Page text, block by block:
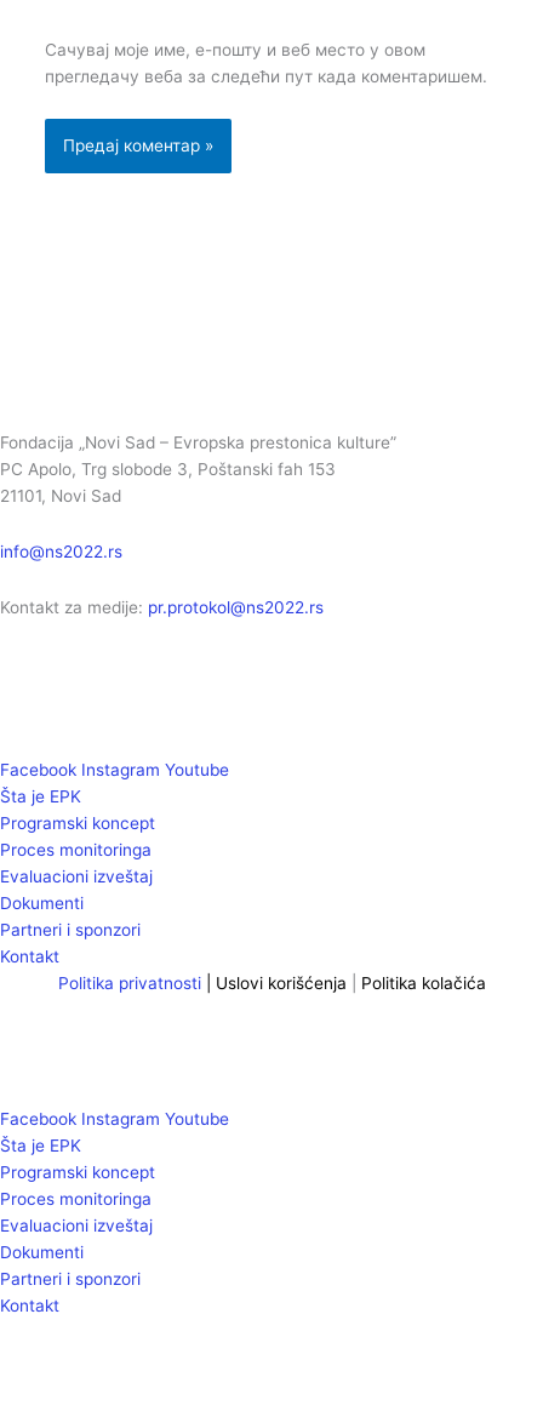
Сачувај моје име, е-пошту и веб место у овом
прегледачу веба за следећи пут када коментаришем.
Fondacija „Novi Sad – Evropska prestonica kulture”
PC Apolo, Trg slobode 3, Poštanski fah 153
21101, Novi Sad
info@ns2022.rs
Kontakt za medije: pr.protokol@ns2022.rs
Facebook Instagram Youtube
Šta je EPK
Programski koncept
Proces monitoringa
Evaluacioni izveštaj
Dokumenti
Partneri i sponzori
Kontakt
Politika privatnosti| Uslovi korišćenja Politika kolačića
Facebook Instagram Youtube
Šta je EPK
Programski koncept
Proces monitoringa
Evaluacioni izveštaj
Dokumenti
Partneri i sponzori
Kontakt